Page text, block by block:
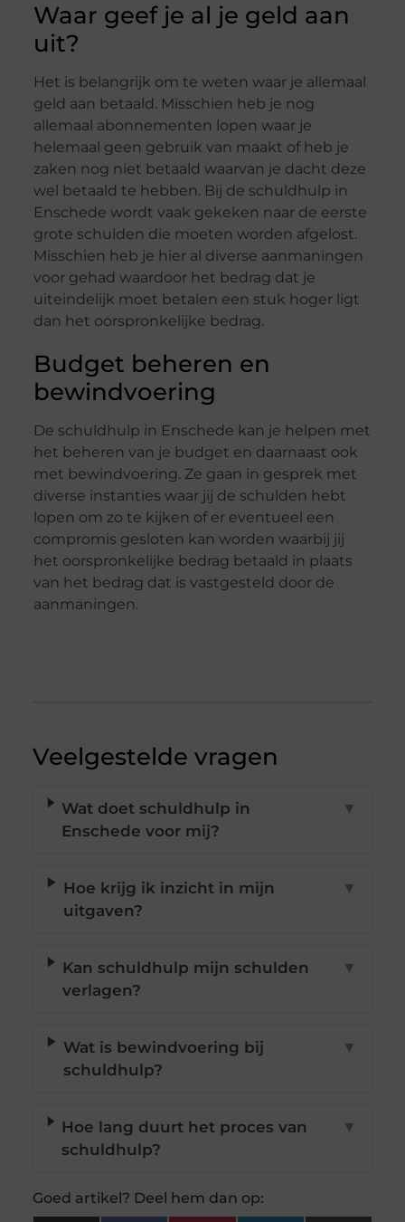
Waar geef je al je geld aan
uit?
Het is belangrijk om te weten waar je allemaal
geld aan betaald. Misschien heb je nog
allemaal abonnementen lopen waar je
helemaal geen gebruik van maakt of heb je
zaken nog niet betaald waarvan je dacht deze
wel betaald te hebben. Bij de schuldhulp in
Enschede wordt vaak gekeken naar de eerste
grote schulden die moeten worden afgelost.
Misschien heb je hier al diverse aanmaningen
voor gehad waardoor het bedrag dat je
uiteindelijk moet betalen een stuk hoger ligt
dan het oorspronkelijke bedrag.
Budget beheren en
bewindvoering
De schuldhulp in Enschede kan je helpen met
het beheren van je budget en daarnaast ook
met bewindvoering. Ze gaan in gesprek met
diverse instanties waar jij de schulden hebt
lopen om zo te kijken of er eventueel een
compromis gesloten kan worden waarbij jij
het oorspronkelijke bedrag betaald in plaats
van het bedrag dat is vastgesteld door de
aanmaningen.
Veelgestelde vragen
Wat doet schuldhulp in
Enschede voor mij?
▼
Hoe krijg ik inzicht in mijn
uitgaven?
▼
Kan schuldhulp mijn schulden
verlagen?
▼
Wat is bewindvoering bij
schuldhulp?
▼
Hoe lang duurt het proces van
schuldhulp?
▼
Goed artikel? Deel hem dan op: